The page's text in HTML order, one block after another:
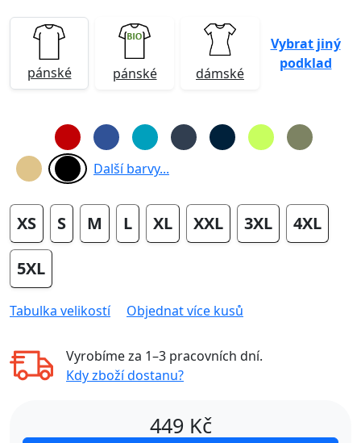
pánské pánské dámské
Vybrat jiný
podklad
Další barvy...
XS S M L XL XXL 3XL 4XL
5XL
Tabulka velikostí Objednat více kusů
Vyrobíme za 1–3 pracovních dní.
Kdy zboží dostanu?
449 Kč